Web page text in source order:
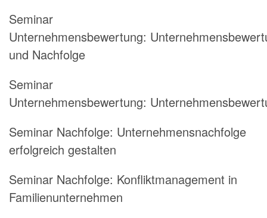
Seminar
Unternehmensbewertung:
und Nachfolge
Seminar
Unternehmensbewertung:
Seminar Nachfolge: Unternehmensnachfolge
erfolgreich gestalten
Seminar Nachfolge: Konfliktmanagement in
Familienunternehmen